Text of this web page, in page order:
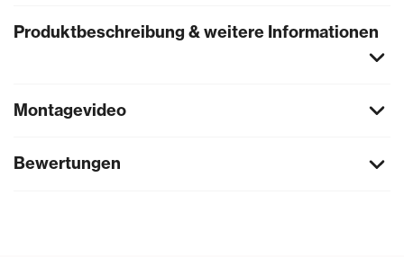
Produktbeschreibung & weitere Informationen
Montagevideo
Bewertungen